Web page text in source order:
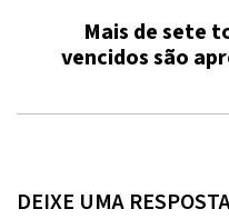
Mais de sete
vencidos são
DEIXE UMA